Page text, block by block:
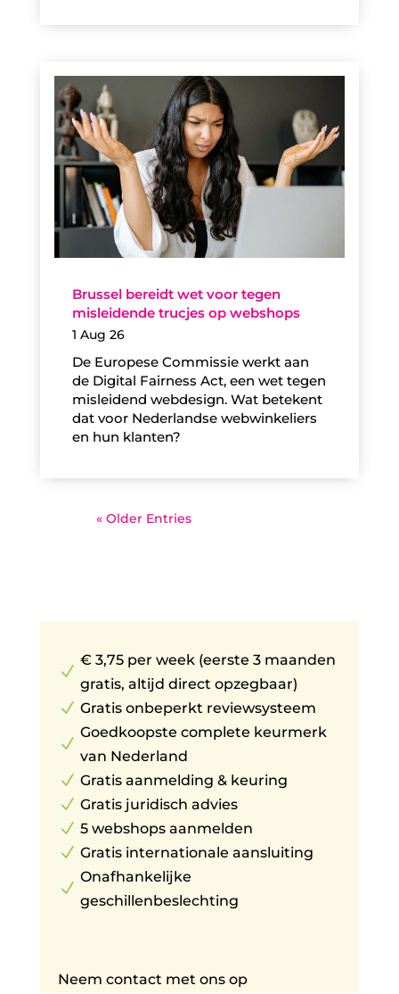
Brussel bereidt wet voor tegen
misleidende trucjes op webshops
1 Aug 26
De Europese Commissie werkt aan
de Digital Fairness Act, een wet tegen
misleidend webdesign. Wat betekent
dat voor Nederlandse webwinkeliers
en hun klanten?
« Older Entries
N
€ 3,75 per week (eerste 3 maanden
gratis, altijd direct opzegbaar)
N Gratis onbeperkt reviewsysteem
N
Goedkoopste complete keurmerk
van Nederland
N Gratis aanmelding & keuring
N Gratis juridisch advies
N 5 webshops aanmelden
N Gratis internationale aansluiting
N
Onafhankelijke
geschillenbeslechting
Neem contact met ons op